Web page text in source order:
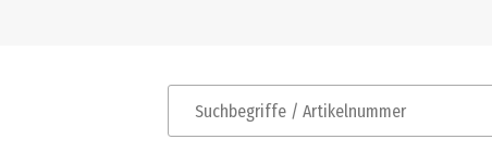
Suchbegriffe / Artikelnummer